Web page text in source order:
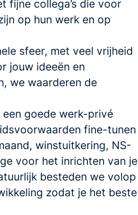
fijne collega’s die voor
op hun werk en op
sfeer, met veel vrijheid
jouw ideeën en
we waarderen de
goede werk-privé
fine-tunen
winstuitkering, NS-
voor het inrichten van je
besteden we volop
zodat je het beste